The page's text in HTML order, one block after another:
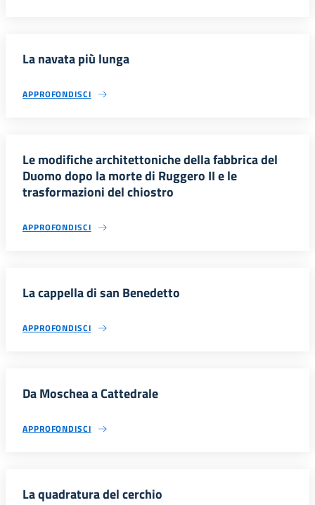
La navata più lunga
APPROFONDISCI
Le modifiche architettoniche della fabbrica del
Duomo dopo la morte di Ruggero II e le
trasformazioni del chiostro
APPROFONDISCI
La cappella di san Benedetto
APPROFONDISCI
Da Moschea a Cattedrale
APPROFONDISCI
La quadratura del cerchio